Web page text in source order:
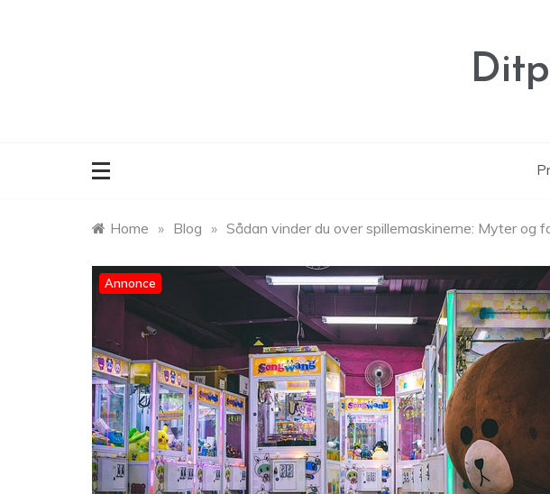
Home » Blog » Sådan vinder du over spillemaskinerne: Myter og
Annonce